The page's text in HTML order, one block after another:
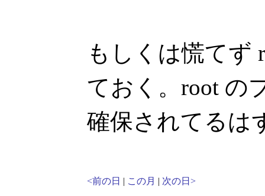
もしくは慌てず
ておく。root の
確保されてるは
<前の日 | この月 | 次の日>